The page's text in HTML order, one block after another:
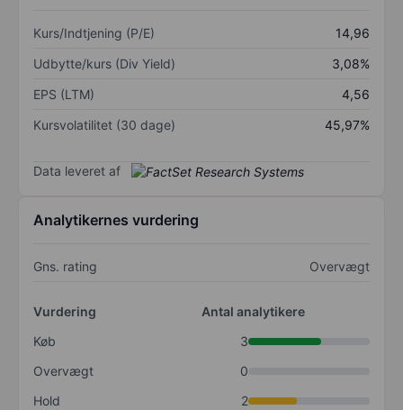
Kurs/Indtjening (P/E)
14,96
Udbytte/kurs (Div Yield)
3,08%
EPS (LTM)
4,56
Kursvolatilitet (30 dage)
45,97%
Data leveret af
Analytikernes vurdering
Gns. rating Overvægt
Vurdering
Antal analytikere
Køb
3
Overvægt
0
Hold
2